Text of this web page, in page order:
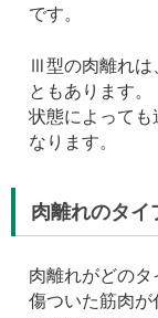
です。
Ⅲ型の肉離れは
ともあります。
状態によっても
なります。
肉離れのタイ
肉離れがどの
傷ついた筋肉が